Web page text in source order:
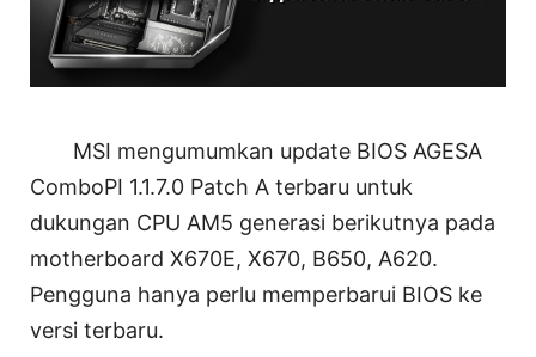
MSI mengumumkan update BIOS AGESA
ComboPI 1.1.7.0 Patch A terbaru untuk
dukungan CPU AM5 generasi berikutnya pada
motherboard X670E, X670, B650, A620.
Pengguna hanya perlu memperbarui BIOS ke
versi terbaru.